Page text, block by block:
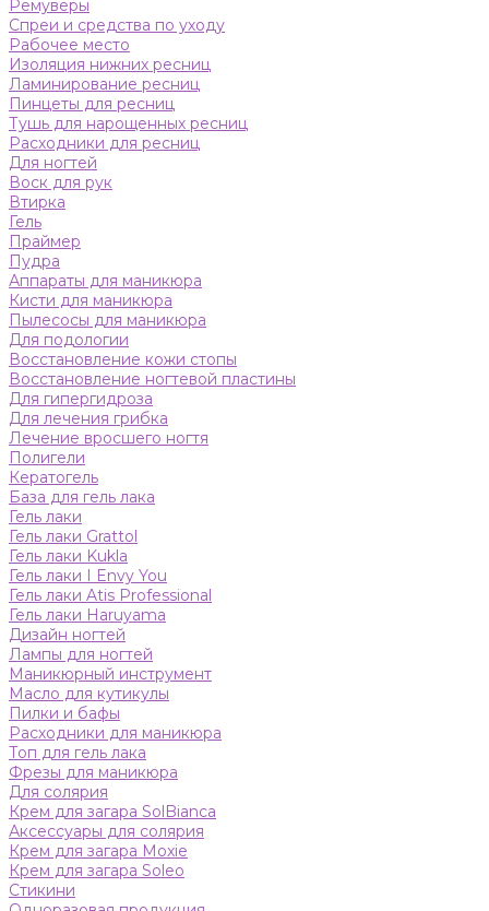
Ремуверы
Спреи и средства по уходу
Рабочее место
Изоляция нижних ресниц
Ламинирование ресниц
Пинцеты для ресниц
Тушь для нарощенных ресниц
Расходники для ресниц
Для ногтей
Воск для рук
Втирка
Гель
Праймер
Пудра
Аппараты для маникюра
Кисти для маникюра
Пылесосы для маникюра
Для подологии
Восстановление кожи стопы
Восстановление ногтевой пластины
Для гипергидроза
Для лечения грибка
Лечение вросшего ногтя
Полигели
Кератогель
База для гель лака
Гель лаки
Гель лаки Grattol
Гель лаки Kukla
Гель лаки I Envy You
Гель лаки Atis Professional
Гель лаки Haruyama
Дизайн ногтей
Лампы для ногтей
Маникюрный инструмент
Масло для кутикулы
Пилки и бафы
Расходники для маникюра
Топ для гель лака
Фрезы для маникюра
Для солярия
Крем для загара SolBianca
Аксессуары для солярия
Крем для загара Moxie
Крем для загара Soleo
Стикини